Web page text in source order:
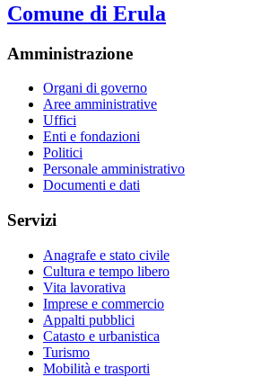
Comune di Erula
Amministrazione
Organi di governo
Aree amministrative
Uffici
Enti e fondazioni
Politici
Personale amministrativo
Documenti e dati
Servizi
Anagrafe e stato civile
Cultura e tempo libero
Vita lavorativa
Imprese e commercio
Appalti pubblici
Catasto e urbanistica
Turismo
Mobilità e trasporti